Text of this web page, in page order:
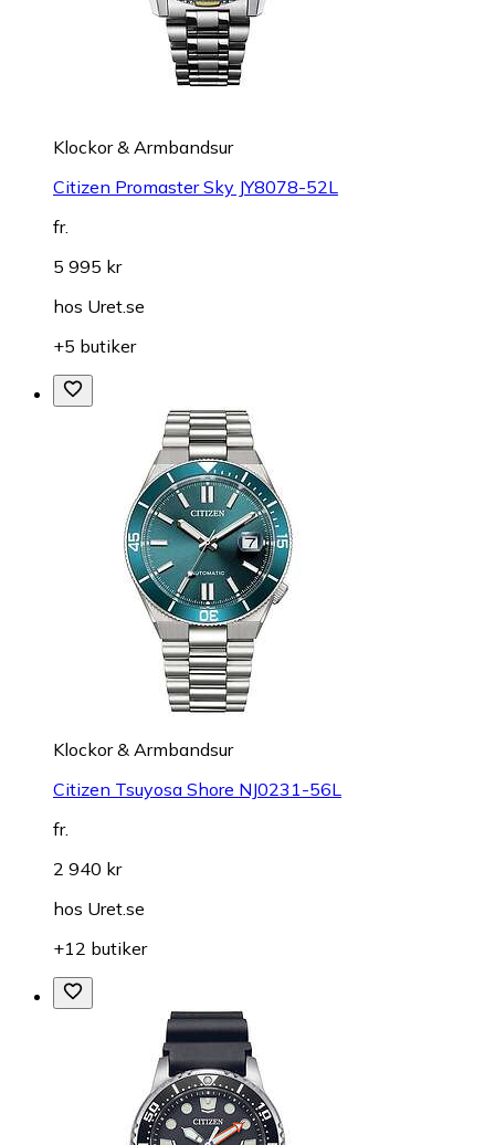
Klockor & Armbandsur
Citizen Promaster Sky JY8078-52L
fr.
5 995 kr
hos Uret.se
+5 butiker
Klockor & Armbandsur
Citizen Tsuyosa Shore NJ0231-56L
fr.
2 940 kr
hos Uret.se
+12 butiker